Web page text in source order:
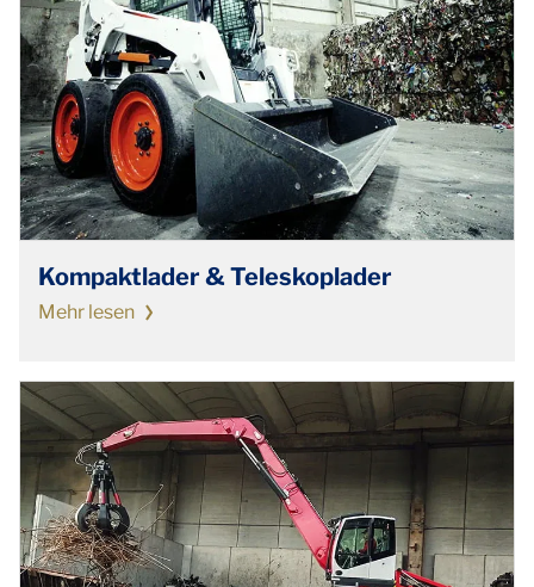
Kompaktlader & Teleskoplader
Mehr lesen